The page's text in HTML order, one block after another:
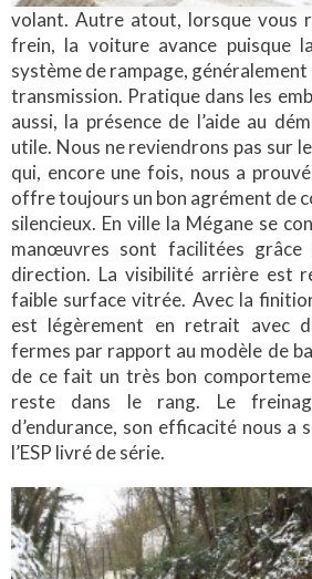
volant. Autre atout, lorsque vous
frein, la voiture avance puisque
système de rampage,
transmission. Pratique dans les
aussi, la présence de l’aide au
utile. Nous ne reviendrons pas sur
qui, encore une fois, nous a
offre toujours un bon agrément de
silencieux. En ville la Mégane se
manœuvres sont facilitées grâce
direction. La visibilité arrière est
faible surface vitrée. Avec la
est légèrement en retrait avec
fermes par rapport au modèle de
de ce fait un très bon
reste dans le rang. Le
d’endurance, son efficacité nous
l’ESP livré de série.